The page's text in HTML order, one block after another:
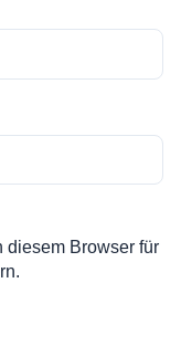
diesem Browser für